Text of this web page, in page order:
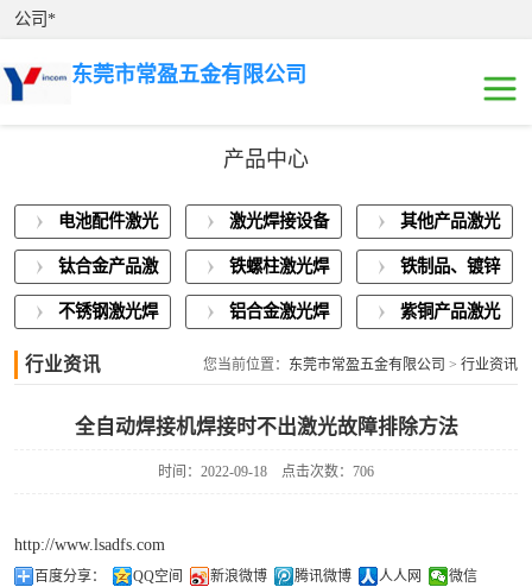
公司*
东莞市常盈五金有限公司
产品中心
电池配件激光
焊接
激光焊接设备
展示
其他产品激光
焊接
钛合金产品激
光焊接
铁螺柱激光焊
接加工
铁制品、镀锌
板激光焊接
不锈钢激光焊
铝合金激光焊
紫铜产品激光
行业资讯 您当前位置： 东莞市常盈五金有限公司 > 行业资讯
全自动焊接机焊接时不出激光故障排除方法
时间：2022-09-18 点击次数：706
http://www.lsadfs.com
百度分享： QQ空间 新浪微博 腾讯微博 人人网 微信
接
激光焊接设备展
示
其他产品激光焊
铝合金激光焊接